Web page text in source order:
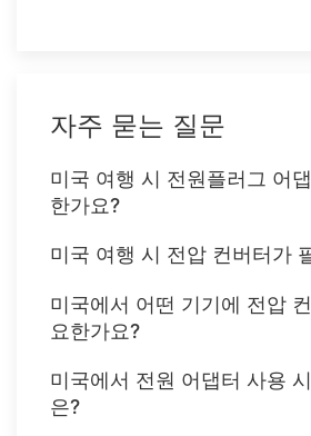
자주 묻는 질문
미국 여행 시 전원플러그 어
한가요?
미국 여행 시 전압 컨버터가
미국에서 어떤 기기에 전압
요한가요?
미국에서 전원 어댑터 사용
은?